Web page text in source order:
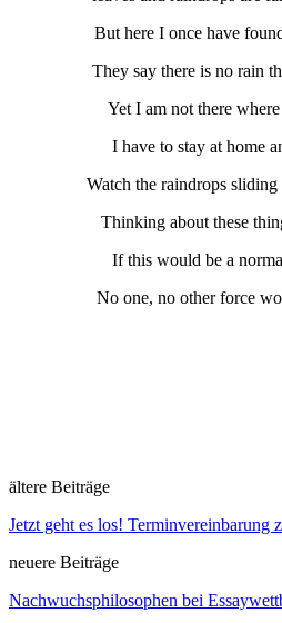
But here I once have
They say there is no rain
Yet I am not there
I have to stay at home
Watch the raindrops
Thinking about these
If this would be a
No one, no other force
ältere Beiträge
Jetzt geht es los!
neuere Beiträge
Nachwuchsphilosophen bei